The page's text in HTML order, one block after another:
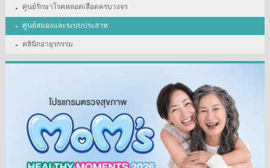
ศูนย์รักษาโรคหลอดเลือดครบวงจร
ศูนย์สมองและระบบประสาท
คลินิกอายุรกรรม